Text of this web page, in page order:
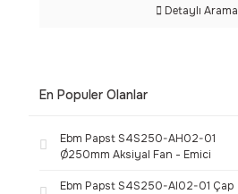
Detaylı Arama
En Populer Olanlar
Ebm Papst S4S250-AH02-01
Ø250mm Aksiyal Fan - Emici
Ebm Papst S4S250-AI02-01 Çap